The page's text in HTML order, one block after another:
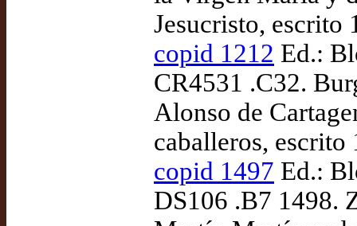
Jesucristo, escrito
copid 1212 Ed.:
CR4531 .C32.
Alonso de
caballeros, escrito
copid 1497 Ed.:
DS106 .B7 1498.